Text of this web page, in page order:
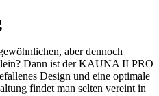
aber dennoch
Dann ist der KAUNA II PRO
Design und eine optimale
findet man selten vereint in